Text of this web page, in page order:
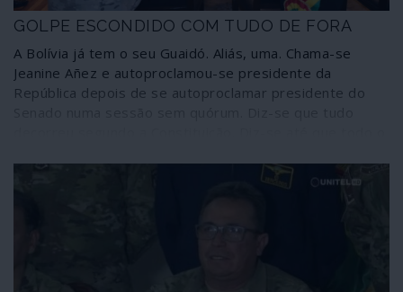
GOLPE ESCONDIDO COM TUDO DE FORA
A Bolívia já tem o seu Guaidó. Aliás, uma. Chama-se
Jeanine Añez e autoproclamou-se presidente da
República depois de se autoproclamar presidente do
47% dos votos, Evo Morales, foi “de acordo com a
Constituição” e em nome da “democracia”. Portanto, o
pronunciamentos militares, porque deu os resultados
que os “democratas” pretendiam: para já, entronizar